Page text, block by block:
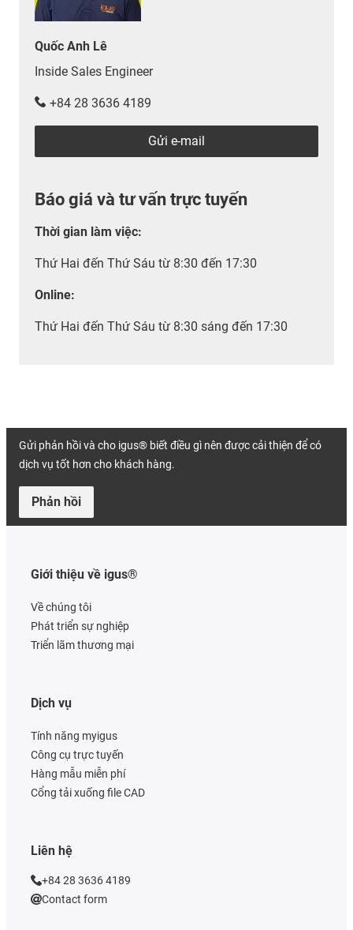
Quốc Anh Lê
Inside Sales Engineer
+84 28 3636 4189
Gửi e-mail
Báo giá và tư vấn trực tuyến
Thời gian làm việc:
Thứ Hai đến Thứ Sáu từ 8:30 đến 17:30
Online:
Thứ Hai đến Thứ Sáu từ 8:30 sáng đến 17:30
Gửi phản hồi và cho igus® biết điều gì nên được cải thiện để có
dịch vụ tốt hơn cho khách hàng.
Phản hồi
Giới thiệu về igus®
Về chúng tôi
Phát triển sự nghiệp
Triển lãm thương mại
Dịch vụ
Tính năng myigus
Công cụ trực tuyến
Hàng mẫu miễn phí
Cổng tải xuống file CAD
Liên hệ
+84 28 3636 4189
Contact form